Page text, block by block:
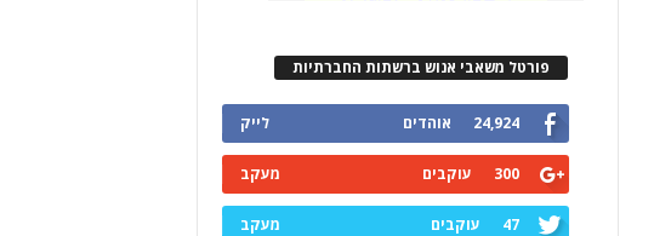
פורטל משאבי אנוש ברשתות החברתיות
24,924 אוהדים לייק
300 עוקבים מעקב
47 עוקבים מעקב